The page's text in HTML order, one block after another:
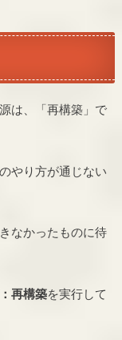
は、「再構築」で
やり方が通じない
なかったものに待
再構築を実行して